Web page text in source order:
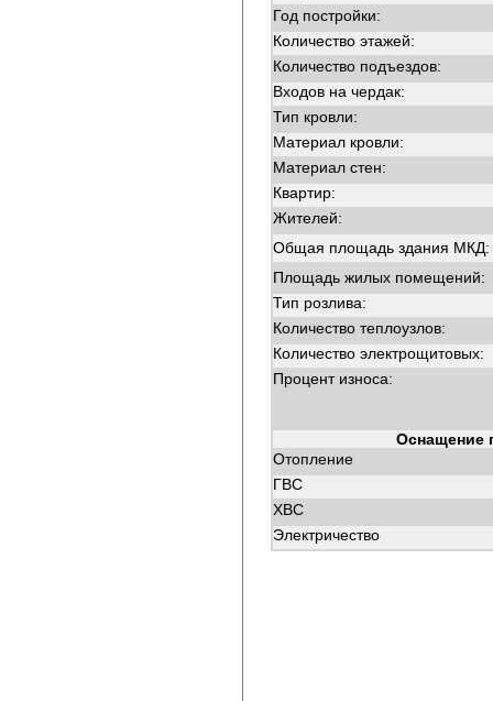
Год постройки:
Количество этажей:
Количество подъездов:
Входов на чердак:
Тип кровли:
Материал кровли:
Материал стен:
Квартир:
Жителей:
Общая площадь здания МКД:
Площадь жилых помещений:
Тип розлива:
Количество теплоузлов:
Количество электрощитовых:
Процент износа:
Оснащение
Отопление
ГВС
ХВС
Электричество